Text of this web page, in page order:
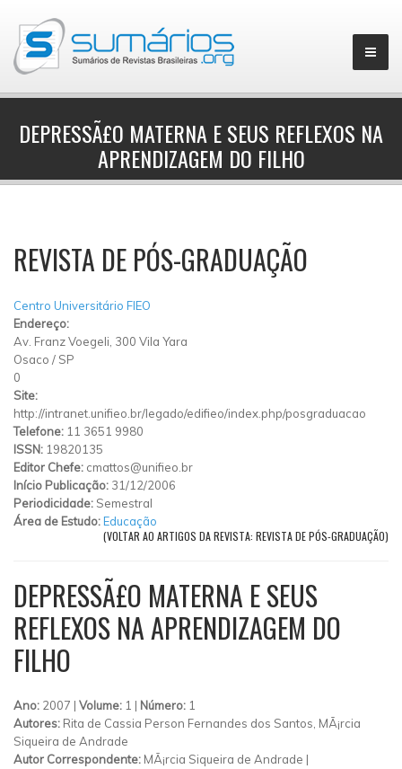
DEPRESSÃ£O MATERNA E SEUS REFLEXOS NA
APRENDIZAGEM DO FILHO
REVISTA DE PÓS-GRADUAÇÃO
Centro Universitário FIEO
Endereço:
Av. Franz Voegeli, 300 Vila Yara
Osaco / SP
0
Site:
http://intranet.unifieo.br/legado/edifieo/index.php/posgraduacao
Telefone: 11 3651 9980
ISSN: 19820135
Editor Chefe: cmattos@unifieo.br
Início Publicação: 31/12/2006
Periodicidade: Semestral
Área de Estudo:Educação
(VOLTAR AO ARTIGOS DA REVISTA: REVISTA DE PÓS-GRADUAÇÃO)
DEPRESSÃ£O MATERNA E SEUS
REFLEXOS NA APRENDIZAGEM DO
FILHO
Ano: 2007 | Volume: 1 | Número: 1
Autores: Rita de Cassia Person Fernandes dos Santos, MÃ¡rcia
Siqueira de Andrade
Autor Correspondente: MÃ¡rcia Siqueira de Andrade |